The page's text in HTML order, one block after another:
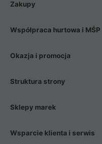
Zakupy
Współpraca hurtowa i MŚP
Okazja i promocja
Struktura strony
Sklepy marek
Wsparcie klienta i serwis